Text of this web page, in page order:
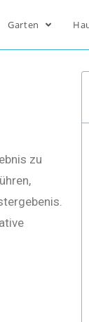
Garten
zu